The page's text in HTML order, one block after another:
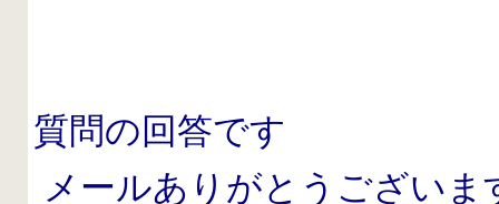
質問の回答です
メールありがとうございま